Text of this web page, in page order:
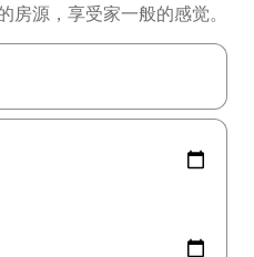
源，享受家一般的感觉。
键查看，或通过点击或滑动手势